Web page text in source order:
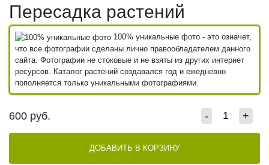
Пересадка растений
100% уникальные фото - это означет,
что все фотографии сделаны лично правообладателем данного
сайта. Фотографии не стоковые и не взяты из других интернет
ресурсов. Каталог растений создавался год и ежедневно
пополняется только уникальными фотографиями.
600 руб. - +
ДОБАВИТЬ В КОРЗИНУ